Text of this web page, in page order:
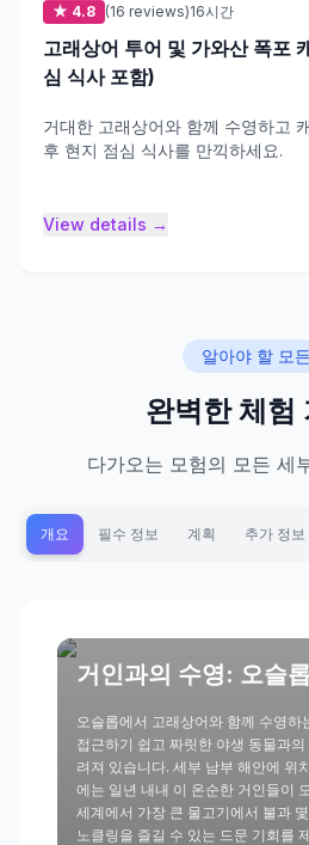
★ 4.8 (16 reviews)16시간
고래상어 투어 및 가와산 폭포
심 식사 포함)
거대한 고래상어와 함께 수영하고
후 현지 점심 식사를 만끽하세요.
View details →
알아야 할 모
완벽한 체험
다가오는 모험의 모든 세
개요 필수 정보 계획 추가 정보
거인과의 수영: 오슬
오슬롭에서 고래상어와 함께 수영하
접근하기 쉽고 짜릿한 야생 동물과
려져 있습니다. 세부 남부 해안에 위
에는 일년 내내 이 온순한 거인들이
세계에서 가장 큰 물고기에서 불과
노클링을 즐길 수 있는 드문 기회를